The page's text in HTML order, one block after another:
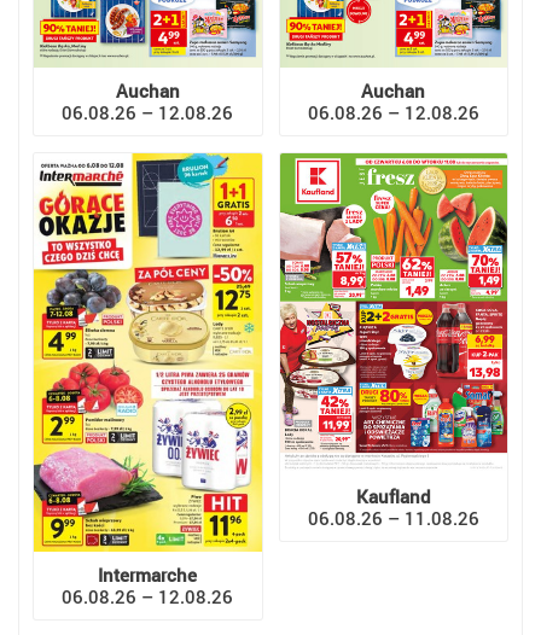
Auchan
06.08.26 – 12.08.26
Auchan
06.08.26 – 12.08.26
Intermarche
06.08.26 – 12.08.26
Kaufland
06.08.26 – 11.08.26